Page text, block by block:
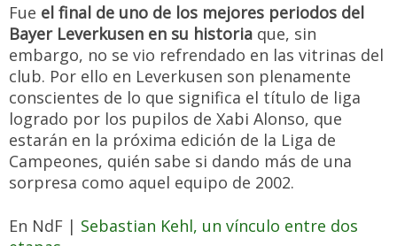
Fue el final de uno de los mejores periodos del
Bayer Leverkusen en su historia que, sin
embargo, no se vio refrendado en las vitrinas del
club. Por ello en Leverkusen son plenamente
conscientes de lo que significa el título de liga
logrado por los pupilos de Xabi Alonso, que
estarán en la próxima edición de la Liga de
Campeones, quién sabe si dando más de una
sorpresa como aquel equipo de 2002.
En NdF | Sebastian Kehl, un vínculo entre dos